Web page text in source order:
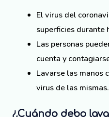
El virus del
superficies durante
Las personas
cuenta y
Lavarse las manos
virus de las mismas.
¿Cuándo debo